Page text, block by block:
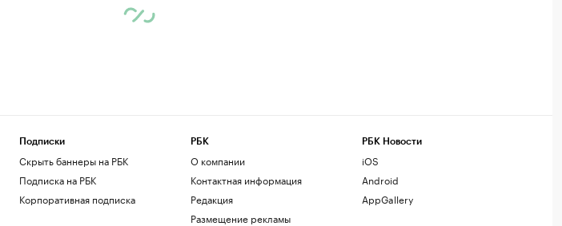
Подписки
Скрыть баннеры на РБК
Подписка на РБК
Корпоративная подписка
РБК
О компании
Контактная информация
Редакция
Размещение рекламы
РБК Новости
iOS
Android
AppGallery